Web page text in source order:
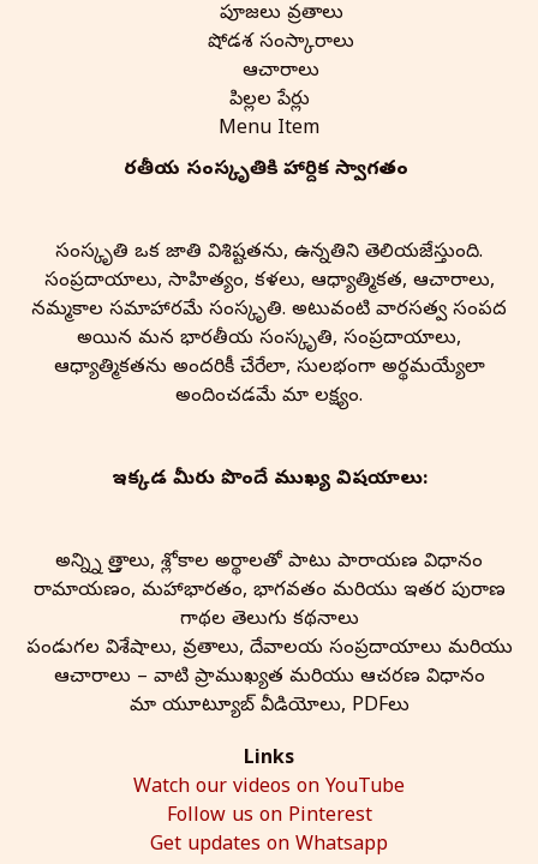
పూజలు వ్రతాలు
షోడశ సంస్కారాలు
ఆచారాలు
పిల్లల పేర్లు
Menu Item
భారతీయ సంస్కృతి‌కి హార్దిక స్వాగతం
సంస్కృతి ఒక జాతి విశిష్టతను, ఉన్నతిని తెలియజేస్తుంది.
సంప్రదాయాలు, సాహిత్యం, కళలు, ఆధ్యాత్మికత, ఆచారాలు,
నమ్మకాల సమాహారమే సంస్కృతి. అటువంటి వారసత్వ సంపద
అయిన మన భారతీయ సంస్కృతి, సంప్రదాయాలు,
ఆధ్యాత్మికతను అందరికీ చేరేలా, సులభంగా అర్థమయ్యేలా
అందించడమే మా లక్ష్యం.
ఇక్కడ మీరు పొందే ముఖ్య విషయాలు:
అన్న్ని స్తోత్రాలు, శ్లోకాల అర్థాలతో పాటు పారాయణ విధానం
రామాయణం, మహాభారతం, భాగవతం మరియు ఇతర పురాణ
గాథల తెలుగు కథనాలు
పండుగల విశేషాలు, వ్రతాలు, దేవాలయ సంప్రదాయాలు మరియు
ఆచారాలు – వాటి ప్రాముఖ్యత మరియు ఆచరణ విధానం
మా యూట్యూబ్ వీడియోలు, PDFలు
Links
Watch our videos on YouTube
Follow us on Pinterest
Get updates on Whatsapp